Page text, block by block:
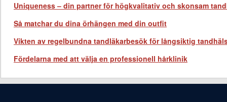
Uniqueness – din partner för högkvalitativ och skonsam
Så matchar du dina örhängen med din outfit
Vikten av regelbundna tandläkarbesök för långsiktig
Fördelarna med att välja en professionell hårklinik